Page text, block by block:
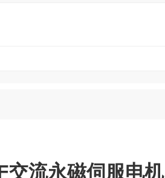
交流永磁伺服电机